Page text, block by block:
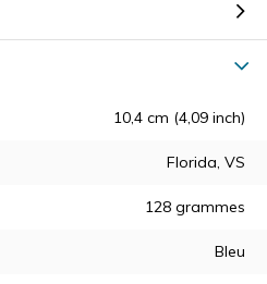
10,4 cm (4,09 inch)
Florida, VS
128 grammes
Bleu